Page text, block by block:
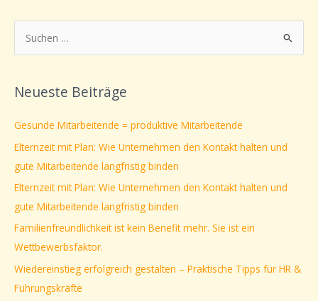
u
h
n
a
c
h
:
Neueste Beiträge
Gesunde Mitarbeitende = produktive Mitarbeitende
Elternzeit mit Plan: Wie Unternehmen den Kontakt halten und
gute Mitarbeitende langfristig binden
Elternzeit mit Plan: Wie Unternehmen den Kontakt halten und
gute Mitarbeitende langfristig binden
Familienfreundlichkeit ist kein Benefit mehr. Sie ist ein
Wettbewerbsfaktor.
Wiedereinstieg erfolgreich gestalten – Praktische Tipps für HR &
Führungskräfte